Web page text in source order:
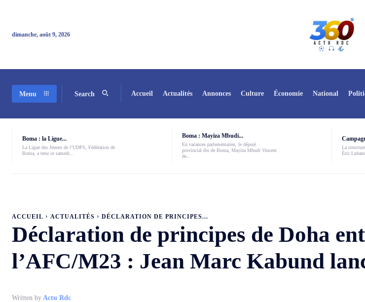
dimanche, août 9, 2026
Menu Search Accueil Actualités Annonces Culture Économie National
Boma : la Ligue...
La Ligue des Jeunes de l’UDPS, Fédération de
Boma, a tenu ce samedi...
Boma : Mayiza Mbudi...
En vacances parlementaires, le député
provincial élu de Boma, Mayiza Mbudi Vincent
de...
La
Éric
ACCUEIL ACTUALITÉS DÉCLARATION DE PRINCIPES...
Déclaration de principes de Doha
l’AFC/M23 : Jean Marc Kabund
Written by Actu Rdc